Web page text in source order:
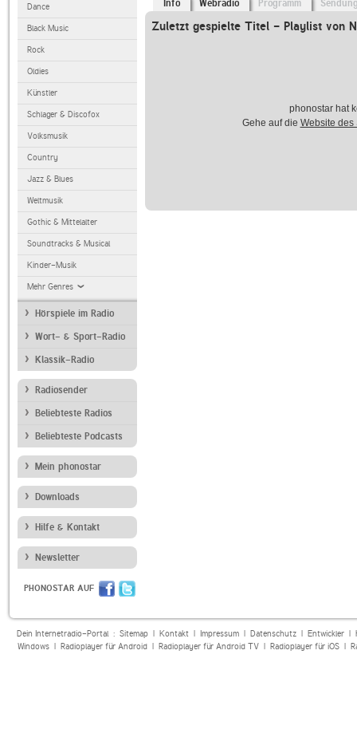
Dance
Black Music
Rock
Oldies
Künstler
Schlager & Discofox
Volksmusik
Country
Jazz & Blues
Weltmusik
Gothic & Mittelalter
Soundtracks & Musical
Kinder-Musik
Mehr Genres
Hörspiele im Radio
Wort- & Sport-Radio
Klassik-Radio
Radiosender
Beliebteste Radios
Beliebteste Podcasts
Mein phonostar
Downloads
Hilfe & Kontakt
Newsletter
PHONOSTAR AUF
Info Webradio Programm
Zuletzt gespielte Titel - Playlist von
phonostar hat
Gehe auf die Website des
Dein Internetradio-Portal : Sitemap| Kontakt| Impressum| Datenschutz| Entwickler|
Windows| Radioplayer für Android| Radioplayer für Android TV| Radioplayer für iOS|